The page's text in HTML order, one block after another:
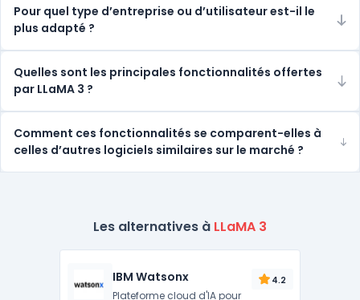
Pour quel type d’entreprise ou d’utilisateur est-il le
plus adapté ?
Quelles sont les principales fonctionnalités offertes
par LLaMA 3 ?
Comment ces fonctionnalités se comparent-elles à
celles d’autres logiciels similaires sur le marché ?
Les alternatives à LLaMA 3
IBM Watsonx 4.2
Plateforme cloud d'IA pour